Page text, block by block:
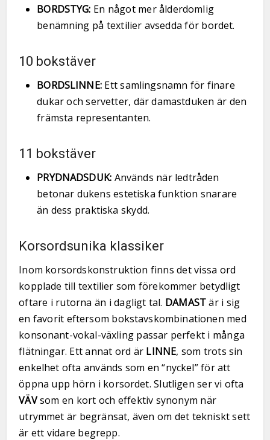
BORDSTYG: En något mer ålderdomlig
benämning på textilier avsedda för bordet.
10 bokstäver
BORDSLINNE:Ett samlingsnamn för finare
dukar och servetter, där damastduken är den
främsta representanten.
11 bokstäver
PRYDNADSDUK: Används när ledtråden
betonar dukens estetiska funktion snarare
än dess praktiska skydd.
Korsordsunika klassiker
Inom korsordskonstruktion finns det vissa ord
kopplade till textilier som förekommer betydligt
oftare i rutorna än i dagligt tal. DAMASTär i sig
en favorit eftersom bokstavskombinationen med
konsonant-vokal-växling passar perfekt i många
flätningar. Ett annat ord är LINNE, som trots sin
enkelhet ofta används som en “nyckel” för att
öppna upp hörn i korsordet. Slutligen ser vi ofta
VÄVsom en kort och effektiv synonym när
utrymmet är begränsat, även om det tekniskt sett
är ett vidare begrepp.